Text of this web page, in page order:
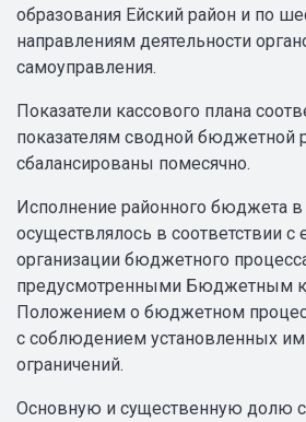
образования Ейский район и по
направлениям деятельности
самоуправления.
Показатели кассового плана
показателям сводной бюджетной
сбалансированы помесячно.
Исполнение районного бюджета в
осуществлялось в соответствии
организации бюджетного
предусмотренными Бюджетным
Положением о бюджетном
с соблюдением установленных
ограничений.
Основную и существенную долю